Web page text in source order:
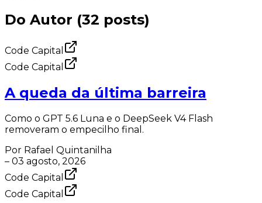
Do Autor (32 posts)
Code Capital
Code Capital
A queda da última barreira
Como o GPT 5.6 Luna e o DeepSeek V4 Flash
removeram o empecilho final.
Por Rafael Quintanilha
– 03 agosto, 2026
Code Capital
Code Capital